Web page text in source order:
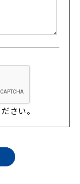
さい。